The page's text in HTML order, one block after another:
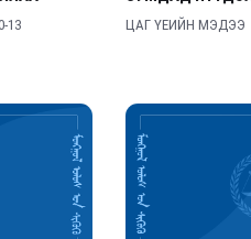
13 ЦАГ ҮЕИЙН МЭДЭЭ